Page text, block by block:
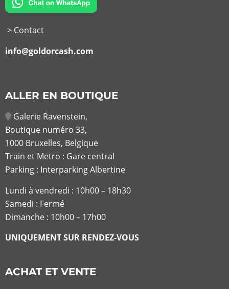
> Contact
info@goldorcash.com
ALLER EN BOUTIQUE
Galerie Ravenstein,
Boutique numéro 33,
1000 Bruxelles, Belgique
Train et Metro : Gare central
Parking : Interparking Albertine
Lundi à vendredi : 10h00 – 18h30
Samedi : Fermé
Dimanche : 10h00 – 17h00
UNIQUEMENT SUR RENDEZ-VOUS
ACHAT ET VENTE